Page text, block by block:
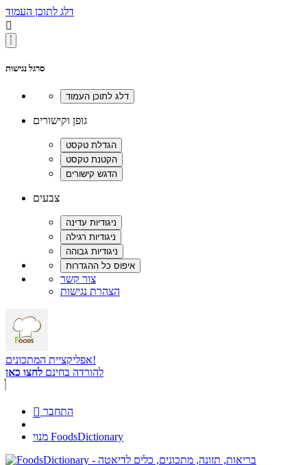
דלג לתוכן העמוד

סרגל נגישות
גופן וקישורים
צבעים
צור קשר
הצהרת נגישות
אפליקציית המתכונים!
להורדה בחינם לחצו כאן
 התחבר
מנוי FoodsDictionary